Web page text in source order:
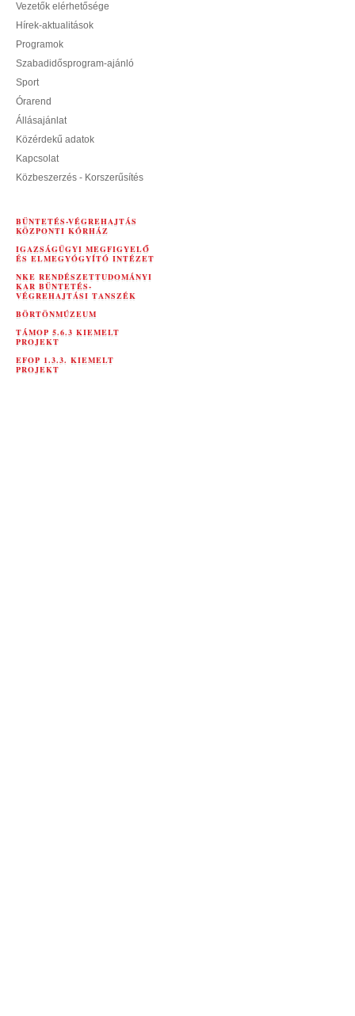
Vezetők elérhetősége
Hírek-aktualitások
Programok
Szabadidősprogram-ajánló
Sport
Órarend
Állásajánlat
Közérdekű adatok
Kapcsolat
Közbeszerzés - Korszerűsítés
BÜNTETÉS-VÉGREHAJTÁS
KÖZPONTI KÓRHÁZ
IGAZSÁGÜGYI MEGFIGYELŐ
ÉS ELMEGYÓGYÍTÓ INTÉZET
NKE RENDÉSZETTUDOMÁNYI
KAR BÜNTETÉS-
VÉGREHAJTÁSI TANSZÉK
BÖRTÖNMÚZEUM
TÁMOP 5.6.3 KIEMELT
PROJEKT
EFOP 1.3.3. KIEMELT
PROJEKT